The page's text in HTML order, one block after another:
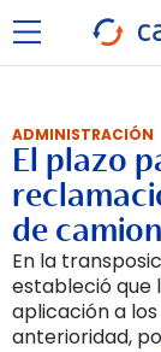
ADMINISTRACIÓN
El plazo
de
En la
estableció que
aplicación a
anterioridad,